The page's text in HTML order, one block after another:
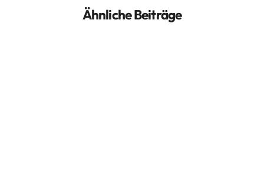
Ähnliche Beiträge